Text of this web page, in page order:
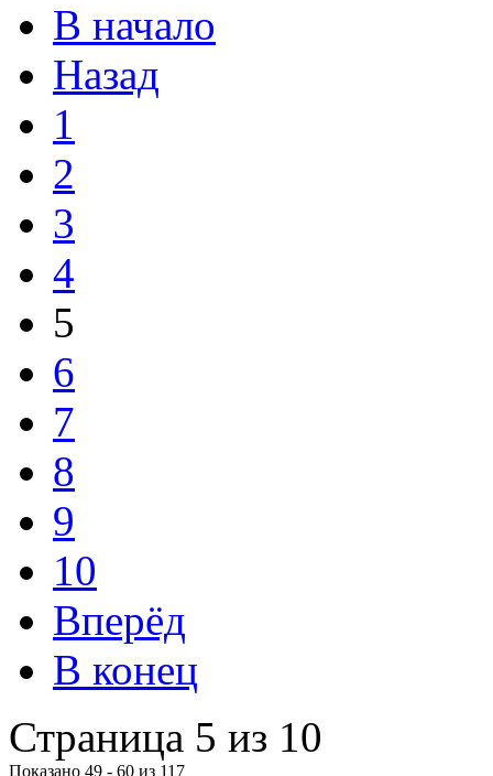
В начало
Назад
1
2
3
4
5
6
7
8
9
10
Вперёд
В конец
Страница 5 из 10
Показано 49 - 60 из 117